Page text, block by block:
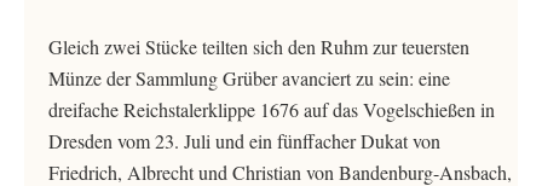
Gleich zwei Stücke teilten sich den Ruhm zur teuersten
Münze der Sammlung Grüber avanciert zu sein: eine
dreifache Reichstalerklippe 1676 auf das Vogelschießen in
Dresden vom 23. Juli und ein fünffacher Dukat von
Friedrich, Albrecht und Christian von Bandenburg-Ansbach,